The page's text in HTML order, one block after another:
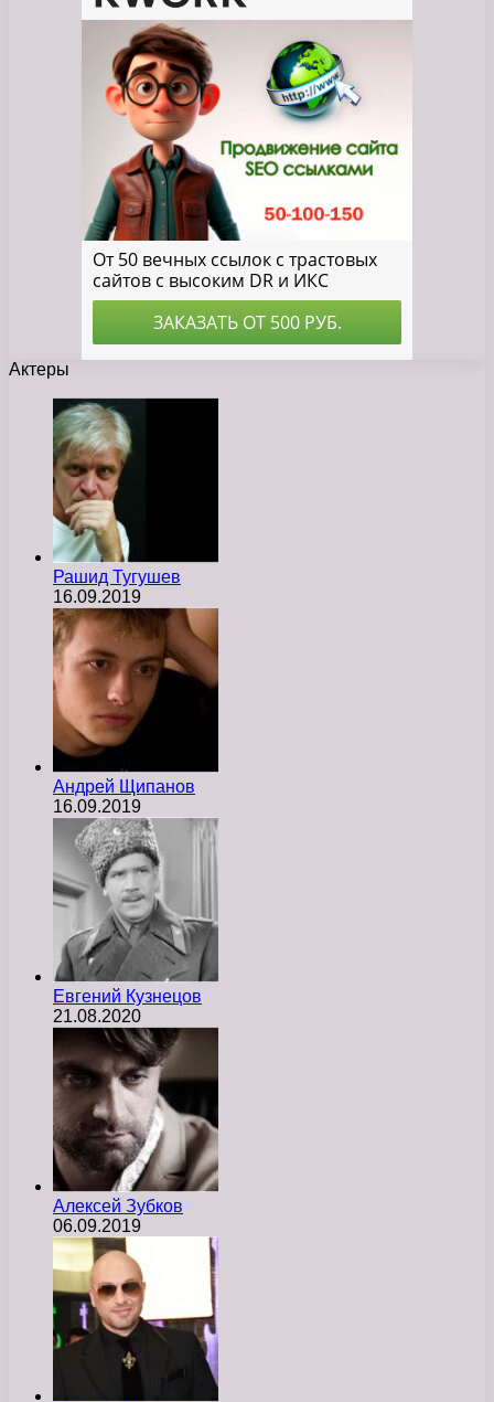
Актеры
Рашид Тугушев
16.09.2019
Андрей Щипанов
16.09.2019
Евгений Кузнецов
21.08.2020
Алексей Зубков
06.09.2019